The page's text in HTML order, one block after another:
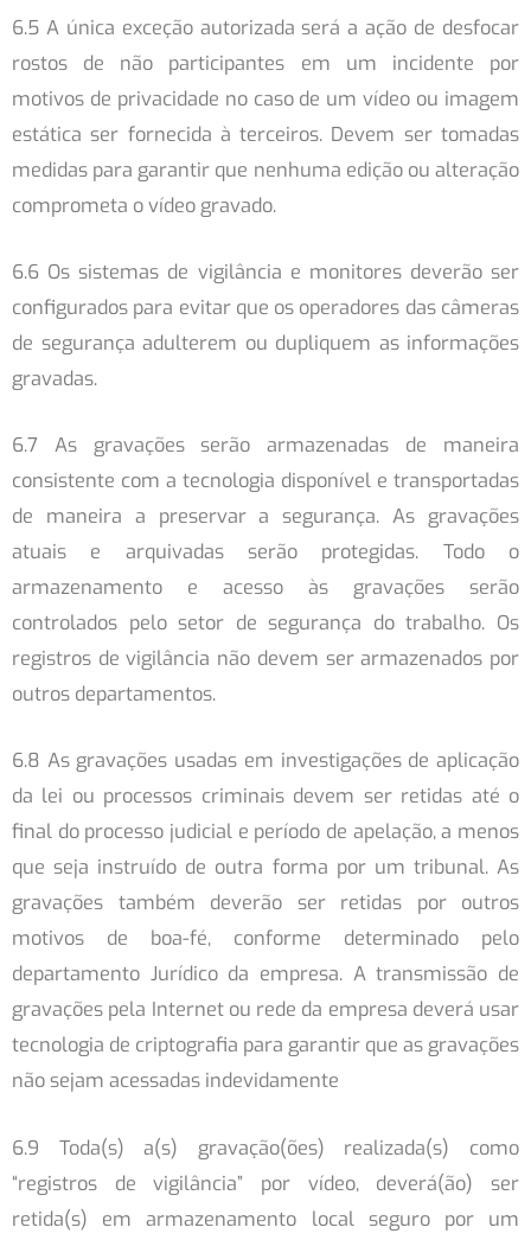
6.5 A única exceção autorizada será a ação de desfocar
rostos de não participantes em um incidente por
motivos de privacidade no caso de um vídeo ou imagem
estática ser fornecida à terceiros. Devem ser tomadas
medidas para garantir que nenhuma edição ou alteração
comprometa o vídeo gravado.
6.6 Os sistemas de vigilância e monitores deverão ser
configurados para evitar que os operadores das câmeras
de segurança adulterem ou dupliquem as informações
gravadas.
6.7 As gravações serão armazenadas de maneira
consistente com a tecnologia disponível e transportadas
de maneira a preservar a segurança. As gravações
atuais e arquivadas serão protegidas. Todo o
armazenamento e acesso às gravações serão
controlados pelo setor de segurança do trabalho. Os
registros de vigilância não devem ser armazenados por
outros departamentos.
6.8 As gravações usadas em investigações de aplicação
da lei ou processos criminais devem ser retidas até o
final do processo judicial e período de apelação, a menos
que seja instruído de outra forma por um tribunal. As
gravações também deverão ser retidas por outros
motivos de boa-fé, conforme determinado pelo
departamento Jurídico da empresa. A transmissão de
gravações pela Internet ou rede da empresa deverá usar
tecnologia de criptografia para garantir que as gravações
não sejam acessadas indevidamente
6.9 Toda(s) a(s) gravação(ões) realizada(s) como
“registros de vigilância” por vídeo, deverá(ão) ser
retida(s) em armazenamento local seguro por um